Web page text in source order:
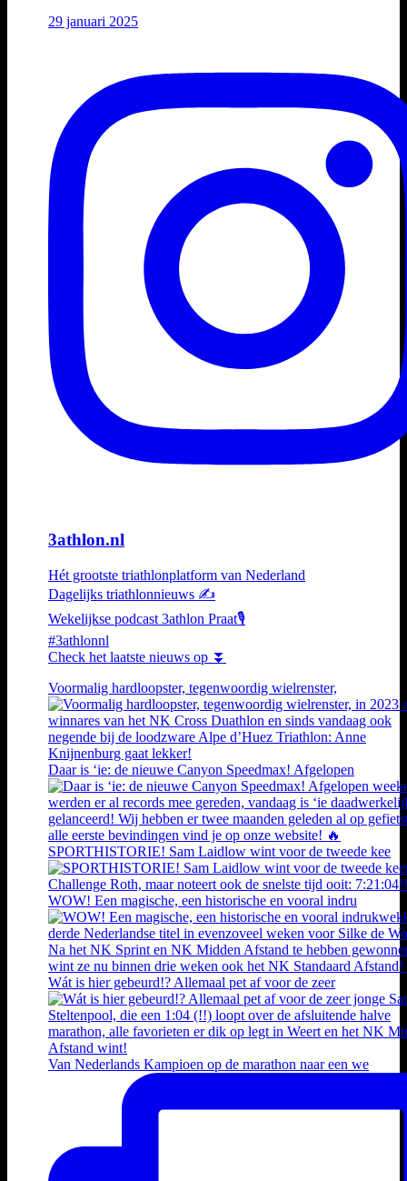
29 januari 2025
3athlon.nl
Hét grootste triathlonplatform van Nederland
Dagelijks triathlonnieuws ✍️
Wekelijkse podcast 3athlon Praat🎙️
#3athlonnl
Check het laatste nieuws op ⏬
Voormalig hardloopster, tegenwoordig wielrenster,
Daar is ‘ie: de nieuwe Canyon Speedmax! Afgelopen
SPORTHISTORIE! Sam Laidlow wint voor de tweede kee
WOW! Een magische, een historische en vooral indru
Wát is hier gebeurd!? Allemaal pet af voor de zeer
Van Nederlands Kampioen op de marathon naar een we